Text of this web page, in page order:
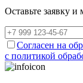
Оставьте заявку
Согласен на
с политикой